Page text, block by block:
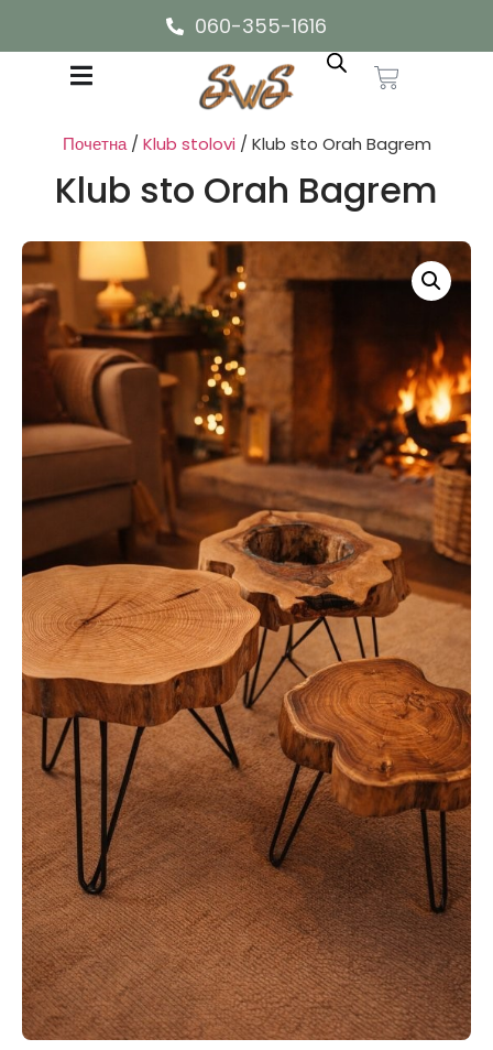
060-355-1616
Почетна/Klub stolovi / Klub sto Orah Bagrem
Klub sto Orah Bagrem